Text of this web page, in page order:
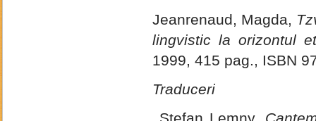
Jeanrenaud, Magda,
lingvistic la orizontul
1999, 415 pag., ISBN
Traduceri